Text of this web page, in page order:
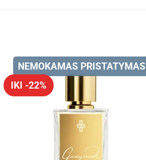
IKI -22%
NEMOKAMAS PRISTATYMAS